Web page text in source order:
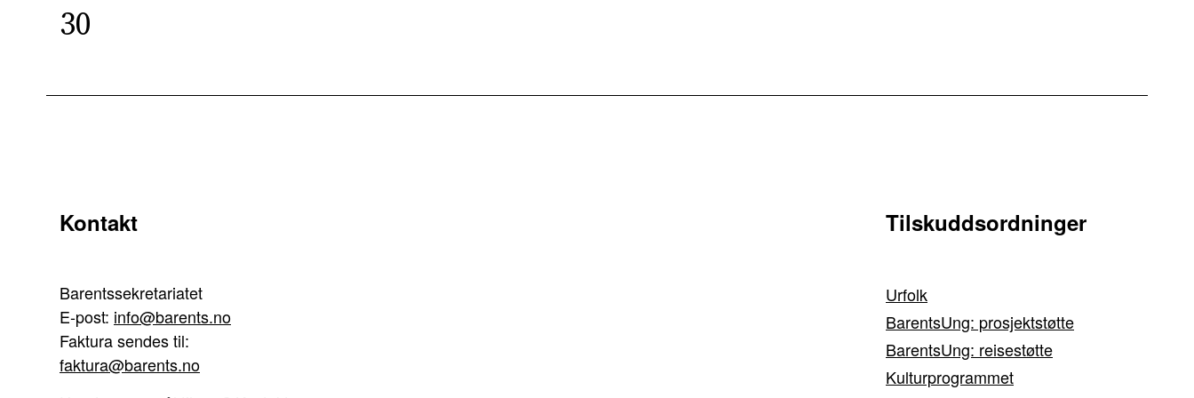
30
Kontakt
Barentssekretariatet
E-post: info@barents.no
Faktura sendes til:
faktura@barents.no
Tilskuddsordninger
Urfolk
BarentsUng: prosjektstøtte
BarentsUng: reisestøtte
Kulturprogrammet